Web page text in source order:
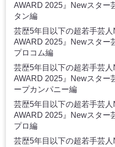
AWARD 2025』Newスター
タン編
芸歴5年目以下の超若手芸
AWARD 2025』Newスター
プロコム編
芸歴5年目以下の超若手芸
AWARD 2025』Newスター
ープカンパニー編
芸歴5年目以下の超若手芸
AWARD 2025』Newスター
プロ編
芸歴5年目以下の超若手芸